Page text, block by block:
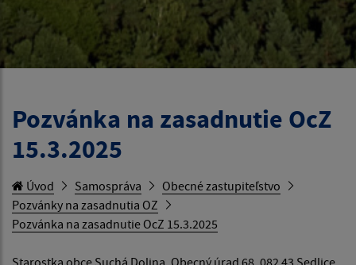
Pozvánka na zasadnutie OcZ
15.3.2025
Úvod Samospráva
Obecné zastupiteľstvo
Pozvánky na zasadnutia OZ
Pozvánka na zasadnutie OcZ 15.3.2025
Starostka obce Suchá Dolina, Obecný úrad 68, 082 43 Sedlice